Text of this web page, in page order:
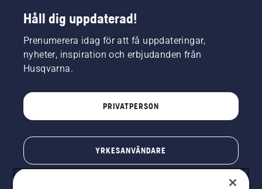
Håll dig uppdaterad!
Prenumerera idag för att få uppdateringar,
nyheter, inspiration och erbjudanden från
Husqvarna.
PRIVATPERSON
YRKESANVÄNDARE